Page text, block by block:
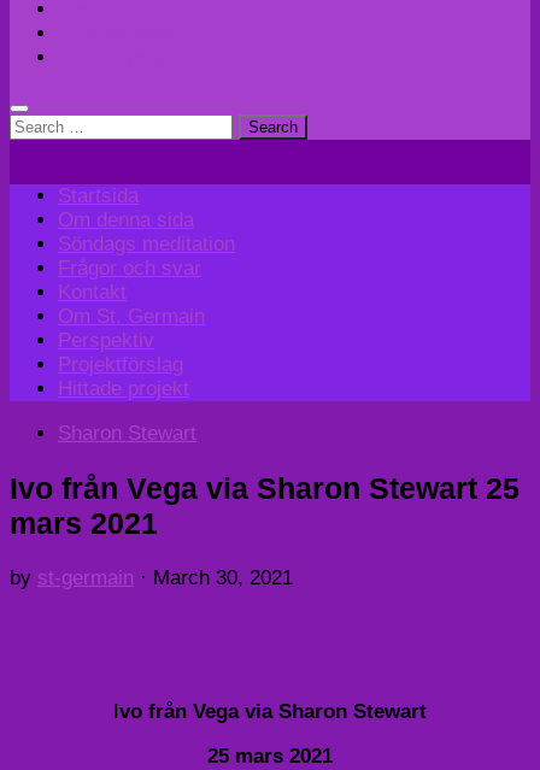
Search
Startsida
Om denna sida
Söndags meditation
Frågor och svar
Kontakt
Om St. Germain
Perspektiv
Projektförslag
Hittade projekt
Sharon Stewart
Ivo från Vega via Sharon Stewart 25
mars 2021
by st-germain · March 30, 2021
Ivo från Vega via Sharon Stewart
25 mars 2021